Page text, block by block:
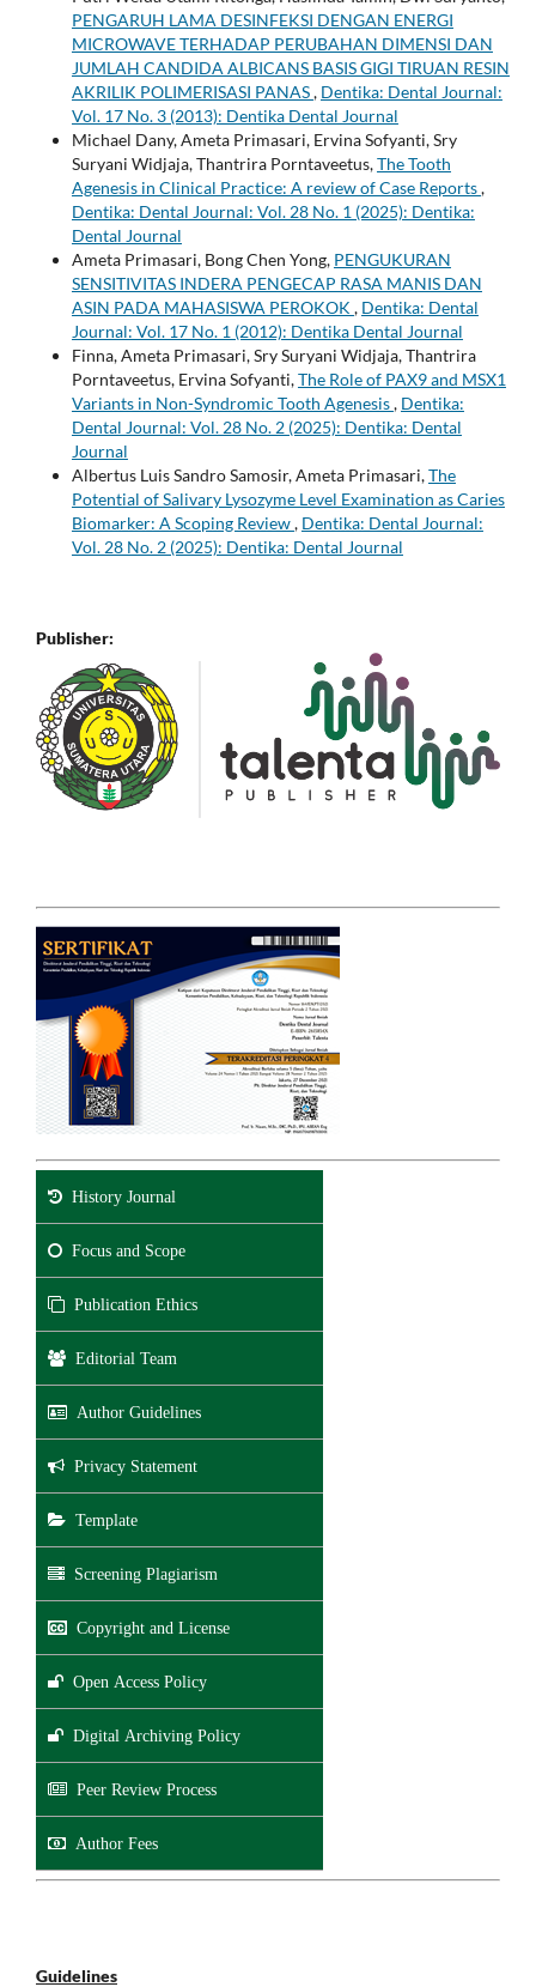
PENGARUH LAMA DESINFEKSI DENGAN ENERGI
MICROWAVE TERHADAP PERUBAHAN DIMENSI DAN
JUMLAH CANDIDA ALBICANS BASIS GIGI TIRUAN RESIN
AKRILIK POLIMERISASI PANAS, Dentika: Dental Journal:
Vol. 17 No. 3 (2013): Dentika Dental Journal
Michael Dany, Ameta Primasari, Ervina Sofyanti, Sry
Suryani Widjaja, Thantrira Porntaveetus,The Tooth
Agenesis in Clinical Practice: A review of Case Reports,
Dentika: Dental Journal: Vol. 28 No. 1 (2025): Dentika:
Dental Journal
Ameta Primasari, Bong Chen Yong, PENGUKURAN
SENSITIVITAS INDERA PENGECAP RASA MANIS DAN
ASIN PADA MAHASISWA PEROKOK , Dentika: Dental
Journal: Vol. 17 No. 1 (2012): Dentika Dental Journal
Finna, Ameta Primasari, Sry Suryani Widjaja, Thantrira
Porntaveetus, Ervina Sofyanti,The Role of PAX9 and MSX1
Variants in Non-Syndromic Tooth Agenesis, Dentika:
Dental Journal: Vol. 28 No. 2 (2025): Dentika: Dental
Journal
Albertus Luis Sandro Samosir, Ameta Primasari,The
Potential of Salivary Lysozyme Level Examination as Caries
Biomarker: A Scoping Review, Dentika: Dental Journal:
Vol. 28 No. 2 (2025): Dentika: Dental Journal
Publisher:
History Journal
Focus and Scope
Publication Ethics
Editorial Team
Author Guidelines
Privacy Statement
Template
Screening Plagiarism
Copyright and License
Open Access Policy
Digital Archiving Policy
Peer Review Process
Author Fees
Guidelines